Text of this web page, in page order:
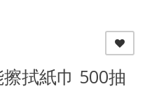
拭紙巾 500抽